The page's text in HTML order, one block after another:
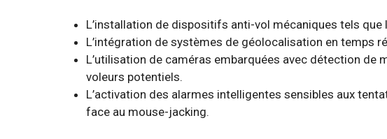
L’installation de dispositifs anti-vol mécaniques tels
L’intégration de systèmes de géolocalisation en temps
L’utilisation de caméras embarquées avec détection de
voleurs potentiels.
L’activation des alarmes intelligentes sensibles aux
face au mouse-jacking.